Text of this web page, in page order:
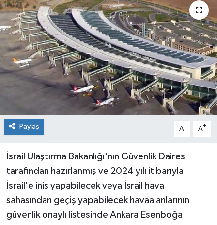
Paylaş A- A+
İsrail Ulaştırma Bakanlığı'nın Güvenlik Dairesi
tarafından hazırlanmış ve 2024 yılı itibarıyla
İsrail'e iniş yapabilecek veya İsrail hava
sahasından geçiş yapabilecek havaalanlarının
güvenlik onaylı listesinde Ankara Esenboğa
Spor
Teknoloji
Türkiye